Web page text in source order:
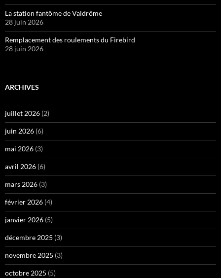
La station fantôme de Valdrôme
28 juin 2026
Remplacement des roulements du Firebird
28 juin 2026
ARCHIVES
juillet 2026 (2)
juin 2026 (6)
mai 2026 (3)
avril 2026 (6)
mars 2026 (3)
février 2026 (4)
janvier 2026 (5)
décembre 2025 (3)
novembre 2025 (3)
octobre 2025 (5)